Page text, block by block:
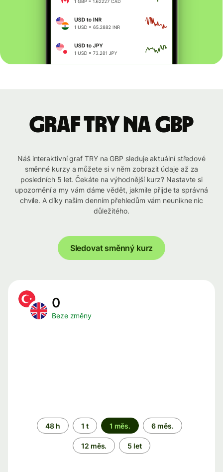
graf TRY na GBP
Náš interaktivní graf TRY na GBP sleduje aktuální středové
směnné kurzy a můžete si v něm zobrazit údaje až za
posledních 5 let. Čekáte na výhodnější kurz? Nastavte si
upozornění a my vám dáme vědět, jakmile přijde ta správná
chvíle. A díky našim denním přehledům vám neunikne nic
důležitého.
Sledovat směnný kurz
0
Beze změny
Časové
období
48 h 1 t 1 měs. 6 měs.
12 měs. 5 let